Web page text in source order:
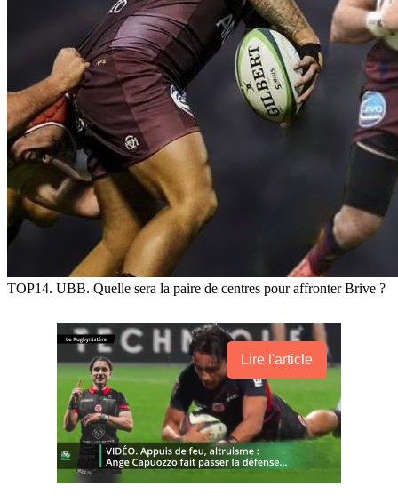
TOP14. UBB. Quelle sera la paire de centres pour affronter Brive ?
Lire l'article